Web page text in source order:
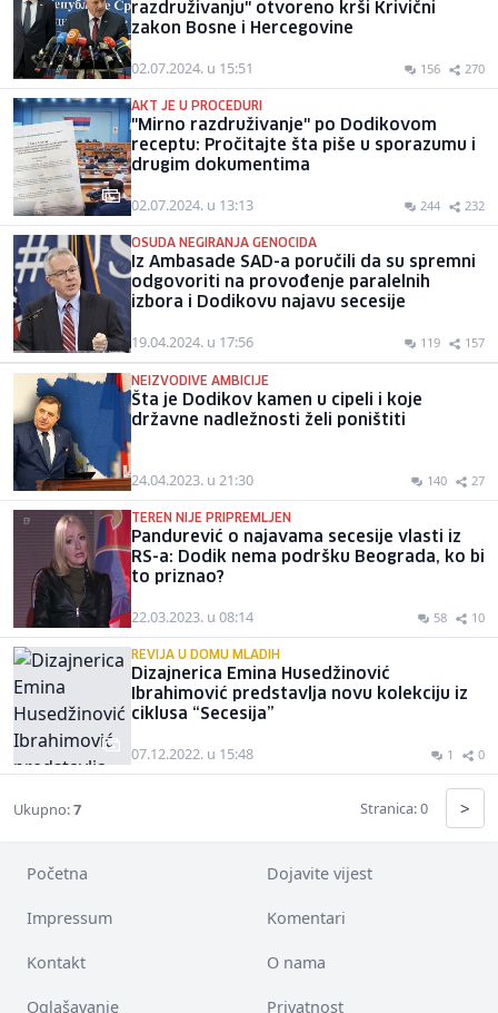
razdruživanju" otvoreno krši Krivični
zakon Bosne i Hercegovine
02.07.2024. u 15:51 156 270
AKT JE U PROCEDURI
"Mirno razdruživanje" po Dodikovom
receptu: Pročitajte šta piše u sporazumu i
drugim dokumentima
02.07.2024. u 13:13 244 232
OSUDA NEGIRANJA GENOCIDA
Iz Ambasade SAD-a poručili da su spremni
odgovoriti na provođenje paralelnih
izbora i Dodikovu najavu secesije
19.04.2024. u 17:56 119 157
NEIZVODIVE AMBICIJE
Šta je Dodikov kamen u cipeli i koje
državne nadležnosti želi poništiti
24.04.2023. u 21:30 140 27
TEREN NIJE PRIPREMLJEN
Pandurević o najavama secesije vlasti iz
RS-a: Dodik nema podršku Beograda, ko bi
to priznao?
22.03.2023. u 08:14 58 10
REVIJA U DOMU MLADIH
Dizajnerica Emina Husedžinović
Ibrahimović predstavlja novu kolekciju iz
ciklusa “Secesija”
07.12.2022. u 15:48 1 0
Ukupno:7 Stranica: 0 >
Početna Dojavite vijest
Impressum Komentari
Kontakt O nama
Oglašavanje Privatnost